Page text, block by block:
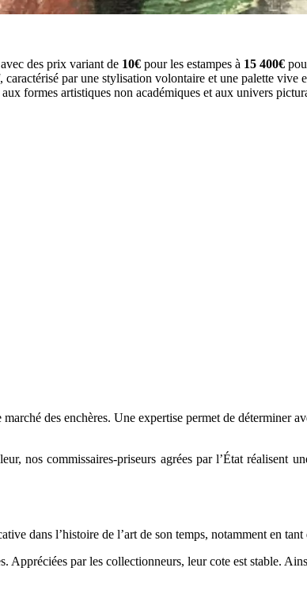
des prix variant de 10€ pour les estampes à 15 400€
par une stylisation volontaire et une palette vive
formes artistiques non académiques et aux univers
marché des enchères. Une expertise permet de déterminer
nos commissaires-priseurs agrées par l’État réalisent
dans l’histoire de l’art de son temps, notamment en tant
Appréciées par les collectionneurs, leur cote est stable.